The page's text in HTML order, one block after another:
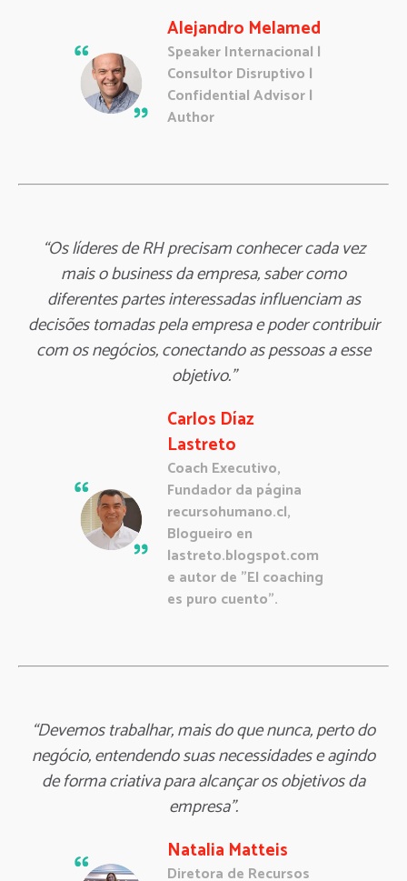
Alejandro Melamed
Speaker Internacional |
Consultor Disruptivo |
Confidential Advisor |
Author
“Os líderes de RH precisam conhecer cada vez
mais o business da empresa, saber como
diferentes partes interessadas influenciam as
decisões tomadas pela empresa e poder contribuir
com os negócios, conectando as pessoas a esse
objetivo.”
Carlos Díaz
Lastreto
Coach Executivo,
Fundador da página
recursohumano.cl,
Blogueiro en
lastreto.blogspot.com
e autor de "El coaching
es puro cuento".
“Devemos trabalhar, mais do que nunca, perto do
negócio, entendendo suas necessidades e agindo
de forma criativa para alcançar os objetivos da
empresa".
Natalia Matteis
Diretora de Recursos